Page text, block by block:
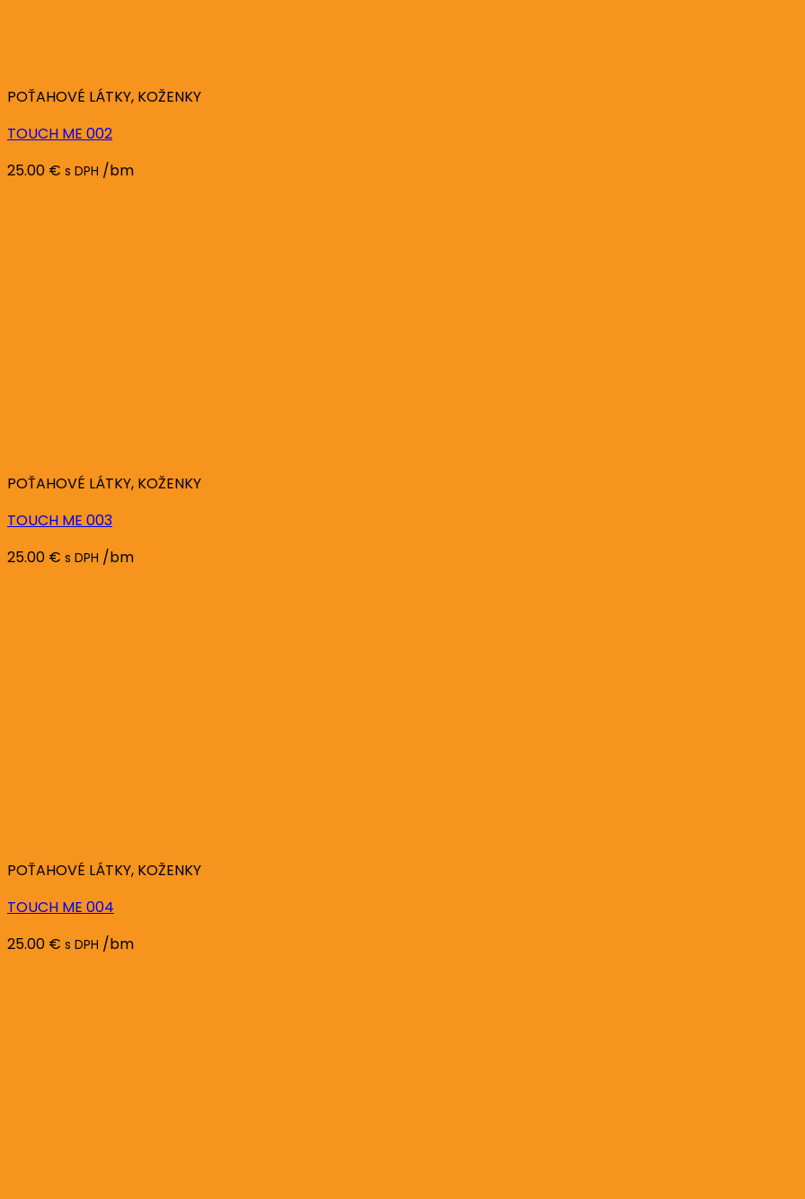
POŤAHOVÉ LÁTKY, KOŽENKY
TOUCH ME 002
25.00 € s DPH /bm
POŤAHOVÉ LÁTKY, KOŽENKY
TOUCH ME 003
25.00 € s DPH /bm
POŤAHOVÉ LÁTKY, KOŽENKY
TOUCH ME 004
25.00 € s DPH /bm